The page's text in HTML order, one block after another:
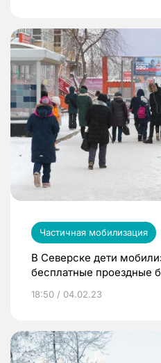
Частичная мобилизация
В Северске дети
бесплатные проездные
18:50 / 04.02.23